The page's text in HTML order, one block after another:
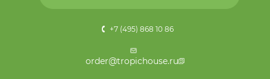
+7 (495) 868 10 86
order@tropichouse.ru